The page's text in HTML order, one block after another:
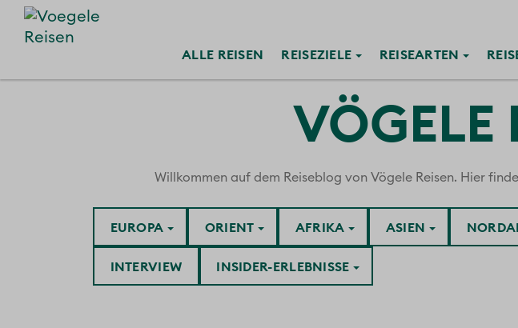
ALLE REISEN REISEZIELE REISEARTEN
VÖGELE
Willkommen auf dem Reiseblog von Vögele Reisen. Hier
AFRIKA ASIEN
EUROPA
INSIDER-ERLEBNISSE
INTERVIEW
ORIENT